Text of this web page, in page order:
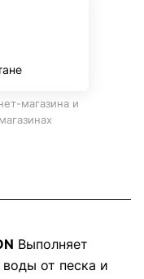
магазина и
Выполняет
от песка и